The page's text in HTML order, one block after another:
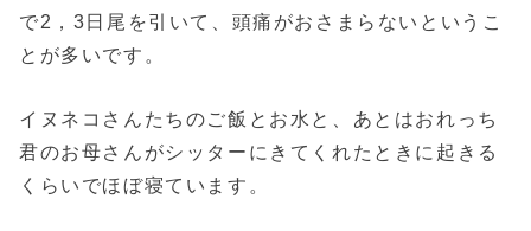
で2，3日尾を引いて、頭痛がおさまらないというこ
とが多いです。
イヌネコさんたちのご飯とお水と、あとはおれっち
君のお母さんがシッターにきてくれたときに起きる
くらいでほぼ寝ています。